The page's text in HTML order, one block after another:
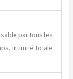
par tous les
intimité totale